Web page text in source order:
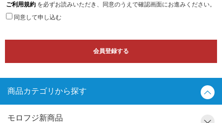
ご利用規約 を必ずお読みいただき、同意のうえで確認画面にお進みください。
同意して申し込む
商品カテゴリから探す
モロフジ新商品